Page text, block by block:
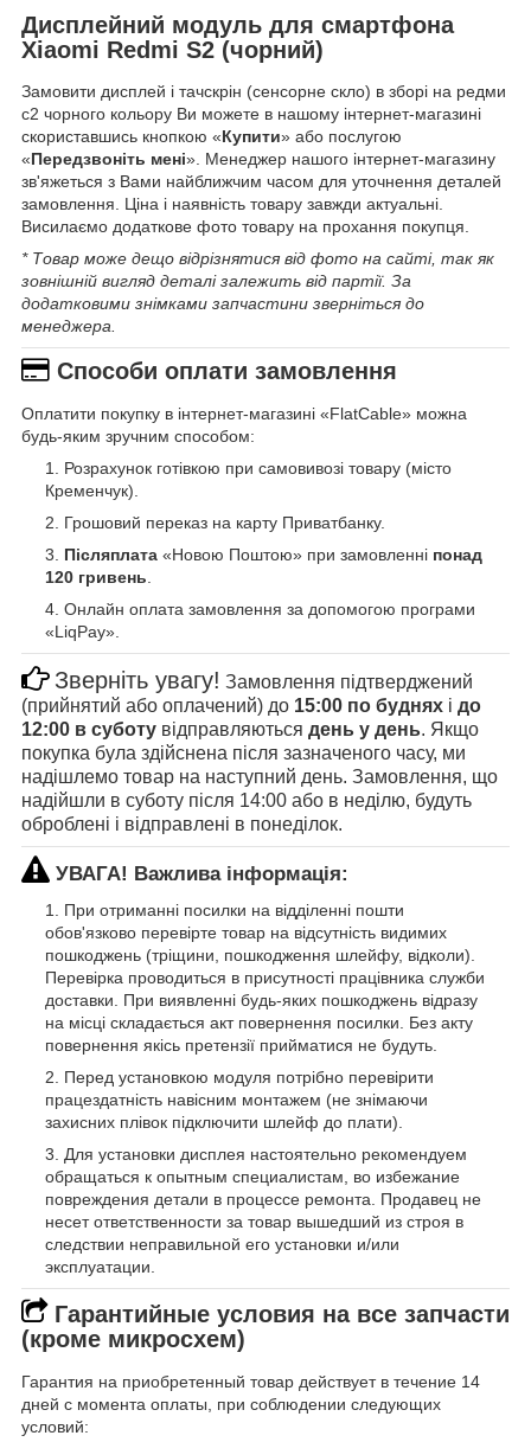
Дисплейний модуль для смартфона
Xiaomi Redmi S2 (чорний)
Замовити дисплей і тачскрін (сенсорне скло) в зборі на редми
с2 чорного кольору Ви можете в нашому інтернет-магазині
скориставшись кнопкою «Купити» або послугою
«Передзвоніть мені». Менеджер нашого інтернет-магазину
зв'яжеться з Вами найближчим часом для уточнення деталей
замовлення. Ціна і наявність товару завжди актуальні.
Висилаємо додаткове фото товару на прохання покупця.
* Товар може дещо відрізнятися від фото на сайті, так як
зовнішній вигляд деталі залежить від партії. За
додатковими знімками запчастини зверніться до
менеджера.
Способи оплати замовлення
Оплатити покупку в інтернет-магазині «FlatCable» можна
будь-яким зручним способом:
Розрахунок готівкою при самовивозі товару (місто
Кременчук).
Грошовий переказ на карту Приватбанку.
Післяплата «Новою Поштою» при замовленні понад
120 гривень
Онлайн оплата замовлення за допомогою програми
«LiqPay».
Зверніть увагу! Замовлення підтверджений
(прийнятий або оплачений) до 15:00 по буднях і до
12:00 в суботу відправляються день у день. Якщо
покупка була здійснена після зазначеного часу, ми
надішлемо товар на наступний день. Замовлення, що
надійшли в суботу після 14:00 або в неділю, будуть
оброблені і відправлені в понеділок.
УВАГА! Важлива інформація:
При отриманні посилки на відділенні пошти
обов'язково перевірте товар на відсутність видимих
пошкоджень (тріщини, пошкодження шлейфу, відколи).
Перевірка проводиться в присутності працівника служби
доставки. При виявленні будь-яких пошкоджень відразу
на місці складається акт повернення посилки. Без акту
повернення якісь претензії прийматися не будуть.
Перед установкою модуля потрібно перевірити
працездатність навісним монтажем (не знімаючи
захисних плівок підключити шлейф до плати).
Для установки дисплея настоятельно рекомендуем
обращаться к опытным специалистам, во избежание
повреждения детали в процессе ремонта. Продавец не
несет ответственности за товар вышедший из строя в
следствии неправильной его установки и/или
эксплуатации.
Гарантийные условия на все запчасти
(кроме микросхем)
Гарантия на приобретенный товар действует в течение 14
дней с момента оплаты, при соблюдении следующих
условий: